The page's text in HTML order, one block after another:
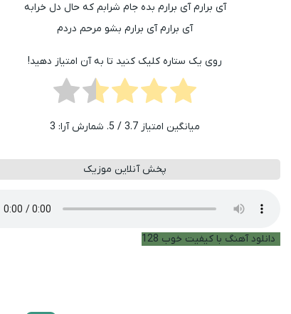
آی برارم آی برارم بده جام شرابم که حال دل خرابه
آی برارم آی برارم بشو مرحم دردم
روی یک ستاره کلیک کنید تا به آن امتیاز دهید!
میانگین امتیاز 3.7/ 5. شمارش آرا: 3
پخش آنلاین موزیک
دانلود آهنگ با کیفیت خوب 128